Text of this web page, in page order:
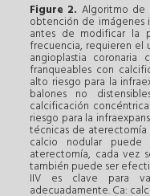
Figure 2. Algoritmo de
obtención de imágenes
antes de modificar la
frecuencia, requieren
angioplastia coronaria
franqueables con
alto riesgo para la
balones no
calcificación
riesgo para la
técnicas de aterectomía
calcio nodular puede
aterectomía, cada vez
también puede ser
IIV es clave para
adecuadamente. Ca: